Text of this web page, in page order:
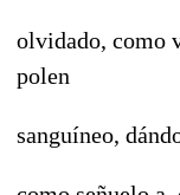
olvidado, como
polen
sanguíneo,